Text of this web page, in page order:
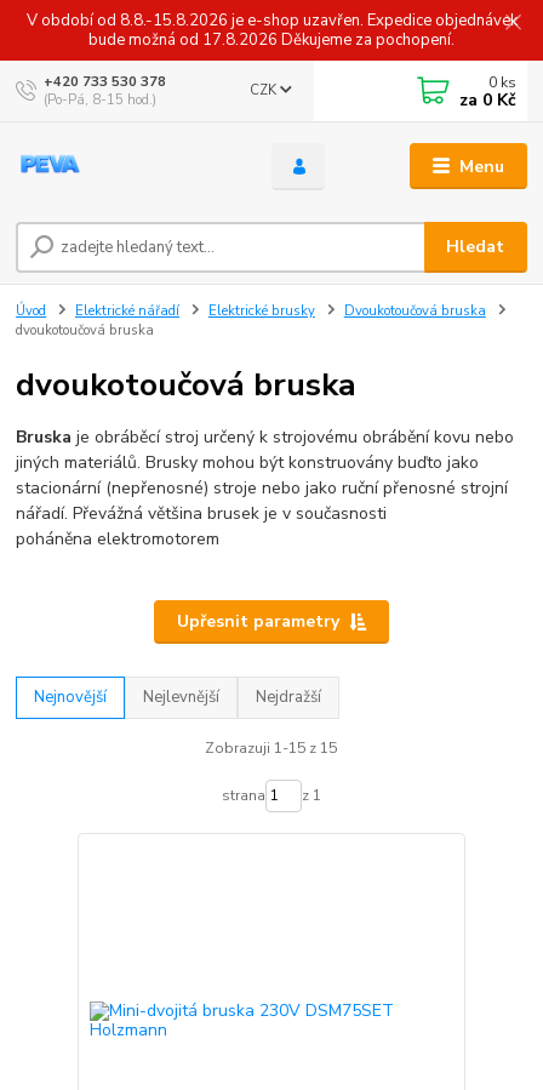
V období od 8.8.-15.8.2026 je e-shop uzavřen. Expedice objednávek
bude možná od 17.8.2026 Děkujeme za pochopení.
Menu
CZK
Hledat
+420 733 530 378
(Po-Pá, 8-15 hod.)
0 ks
za 0 Kč
Úvod Elektrické nářadí Elektrické brusky
Dvoukotoučová bruska
dvoukotoučová bruska
dvoukotoučová bruska
Bruska je obráběcí stroj určený k strojovému obrábění kovu nebo
jiných materiálů. Brusky mohou být konstruovány buďto jako
stacionární (nepřenosné) stroje nebo jako ruční přenosné strojní
nářadí. Převážná většina brusek je v současnosti
poháněna elektromotorem
Upřesnit parametry
Nejnovější Nejlevnější Nejdražší
Zobrazuji 1-15 z 15
strana z 1